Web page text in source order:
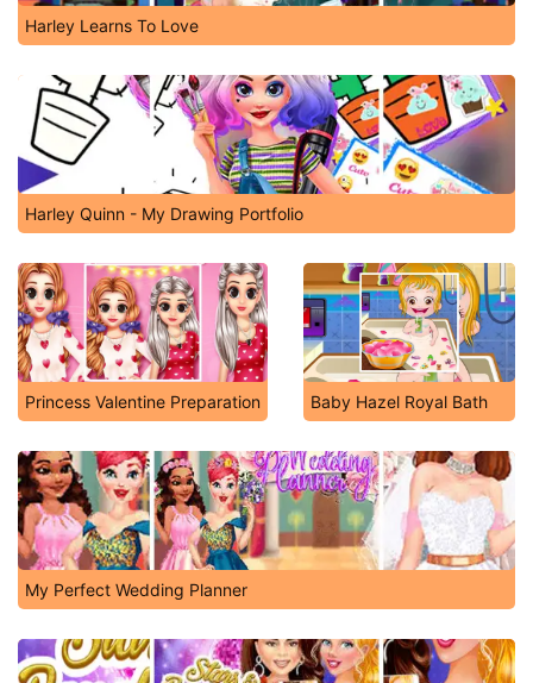
Harley Learns To Love
Harley Quinn - My Drawing Portfolio
Princess Valentine Preparation Baby Hazel Royal Bath
My Perfect Wedding Planner